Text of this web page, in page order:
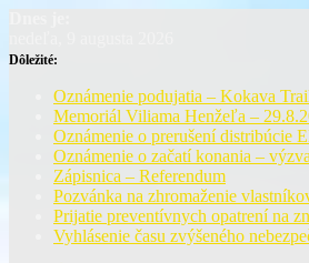
Dôležité:
Oznámenie podujatia – Kokava
Memoriál Viliama Henžeľa –
Oznámenie o prerušení distribúcie
Oznámenie o začatí konania –
Zápisnica – Referendum
Pozvánka na zhromaženie
Prijatie preventívnych opatrení na
Vyhlásenie času zvýšeného